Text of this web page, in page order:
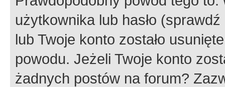
użytkownika lub hasło
lub Twoje konto zostało
powodu. Jeżeli Twoje konto
żadnych postów na forum?